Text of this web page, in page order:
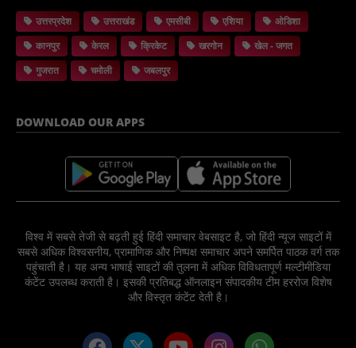
उत्तरप्रदेश उत्तराखंड एमसीबी एशिया
ओडिशा
कानपुर
केरल क्रिकेट खरगोन
खेल - जगत
गुजरात
चमोली जबलपुर
DOWNLOAD OUR APPS
विश्व में सबसे तेजी से बढ़ती हुई हिंदी समाचार वेबसाइट है, जो हिंदी न्यूज साइटों में
सबसे अधिक विश्वसनीय, प्रामाणिक और निष्पक्ष समाचार अपने समर्पित पाठक वर्ग तक
पहुंचाती है। यह अन्य भाषाई साइटों की तुलना में अधिक विविधतापूर्ण मल्टीमीडिया
कंटेंट उपलब्ध कराती है। इसकी प्रतिबद्ध ऑनलाइन संपादकीय टीम हररोज विशेष
और विस्तृत कंटेंट देती है।